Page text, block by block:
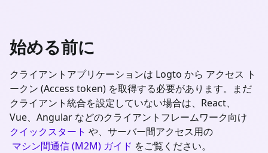
始める前に
クライアントアプリケーションは Logto から アクセス ト
ークン (Access token) を取得する必要があります。まだ
クライアント統合を設定していない場合は、React、
Vue、Angular などのクライアントフレームワーク向け
クイックスタート や、サーバー間アクセス用の
マシン間通信 (M2M) ガイド をご覧ください。